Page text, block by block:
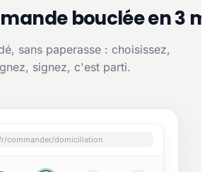
bouclée en 3
sans paperasse : choisissez,
signez, c'est parti.
commander/domiciliation